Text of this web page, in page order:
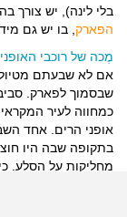
בלי לינה), יש צורך
הפארק , בו יש גם
מֶכה של רוכבי
אם לא שבעתם
שבסמוך לפארק.
כמחווה לעיר
בתקופה שבה היו
מחליקות על הסלע.